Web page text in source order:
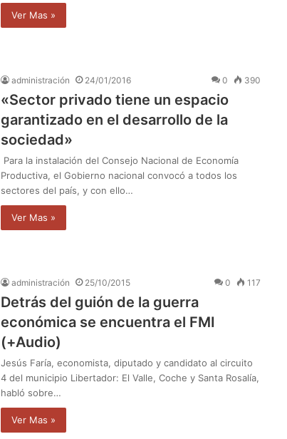
Ver Mas »
administración 24/01/2016 0 390
«Sector privado tiene un espacio
garantizado en el desarrollo de la
sociedad»
Para la instalación del Consejo Nacional de Economía
Productiva, el Gobierno nacional convocó a todos los
sectores del país, y con ello…
Ver Mas »
administración 25/10/2015 0 117
Detrás del guión de la guerra
económica se encuentra el FMI
(+Audio)
Jesús Faría, economista, diputado y candidato al circuito
4 del municipio Libertador: El Valle, Coche y Santa Rosalía,
habló sobre…
Ver Mas »